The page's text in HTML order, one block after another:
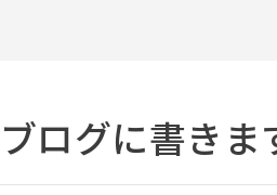
ブログに書きま